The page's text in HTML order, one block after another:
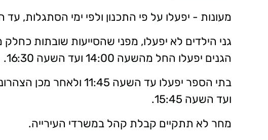
מעונות - יפעלו על פי התכנון ולפי ימי הסתגלות, עד
גני הילדים לא יפעלו, מפני שהסייעות שובתות
הגנים יפעלו החל מהשעה 14:00 ועד השעה 16:30.
ועד השעה 15:45.
מחר לא תתקיים קבלת קהל במשרדי העירייה.